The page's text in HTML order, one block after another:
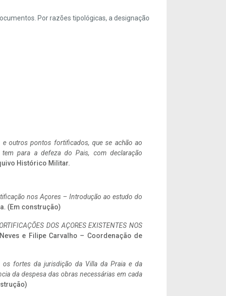
Por razões tipológicas, a designação
e outros pontos fortificados, que se achão ao
tem para a defeza do Pais, com declaração
Histórico Militar.
nos Açores – Introdução ao estudo do
(Em construção)
DOS AÇORES EXISTENTES NOS
e Filipe Carvalho – Coordenação de
os fortes da jurisdição da Villa da Praia e da
da despesa das obras necessárias em cada